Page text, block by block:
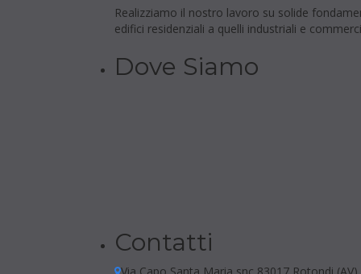
Realizziamo il nostro lavoro su solide
edifici residenziali a quelli industriali e
Dove Siamo
Contatti